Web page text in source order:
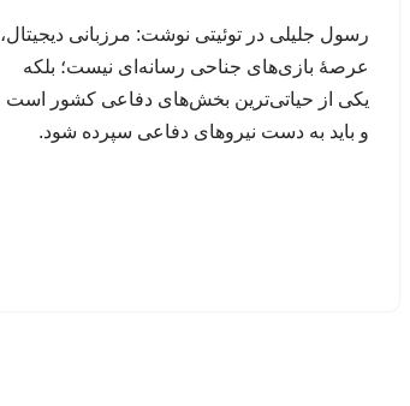
رسول جلیلی در توئیتی نوشت: مرزبانی دیجیتال،
عرصهٔ بازی‌های جناحی رسانه‌ای نیست؛ بلکه
یکی از حیاتی‌ترین بخش‌های دفاعی کشور است
و باید به دست نیروهای دفاعی سپرده شود.